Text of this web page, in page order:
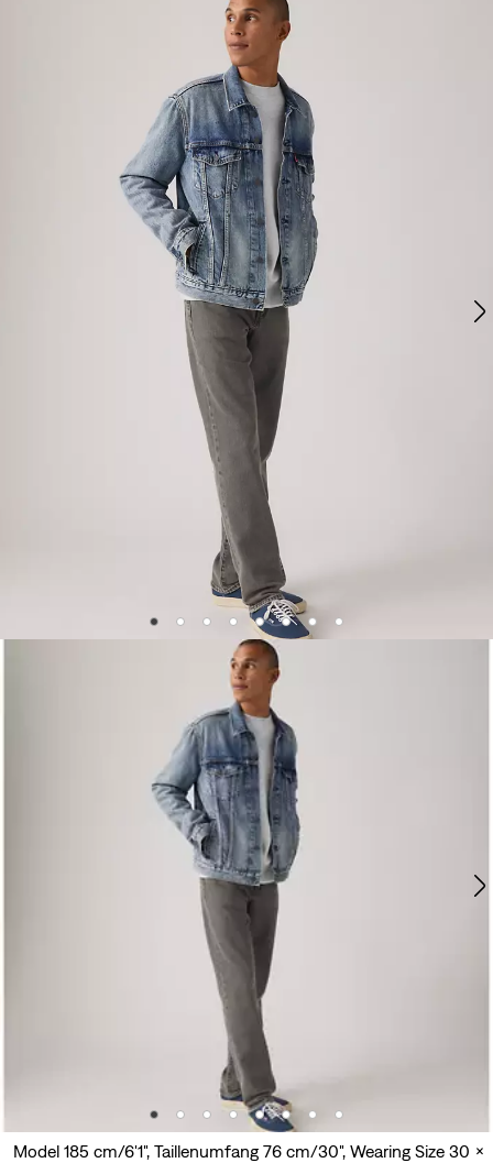
Model 185 cm/6'1", Taillenumfang 76 cm/30", Wearing Size 30 x